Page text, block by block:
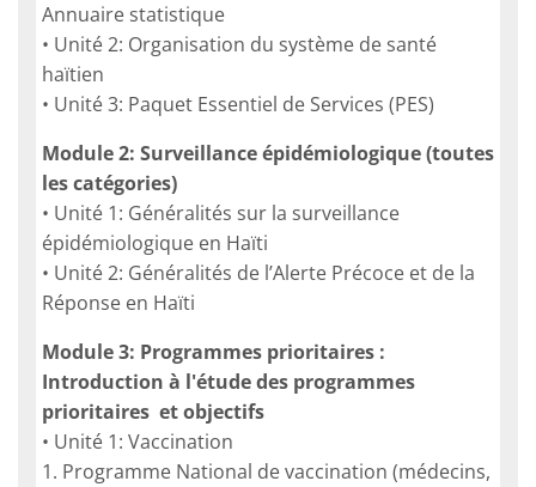
Annuaire statistique
• Unité 2: Organisation du système de santé
haïtien
• Unité 3: Paquet Essentiel de Services (PES)
Module 2: Surveillance épidémiologique (toutes
les catégories)
• Unité 1: Généralités sur la surveillance
épidémiologique en Haïti
• Unité 2: Généralités de l’Alerte Précoce et de la
Réponse en Haïti
Module 3: Programmes prioritaires :
Introduction à l'étude des programmes
prioritaires et objectifs
• Unité 1: Vaccination
1. Programme National de vaccination (médecins,